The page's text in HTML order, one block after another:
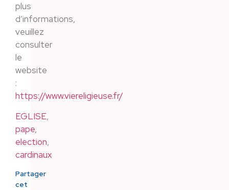
plus
d’informations,
veuillez
consulter
le
website
:
https://www.viereligieuse.fr/
EGLISE,
pape,
election,
cardinaux
Partager
cet